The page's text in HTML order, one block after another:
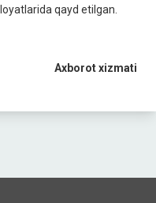
qayd etilgan.
Axborot xizmati